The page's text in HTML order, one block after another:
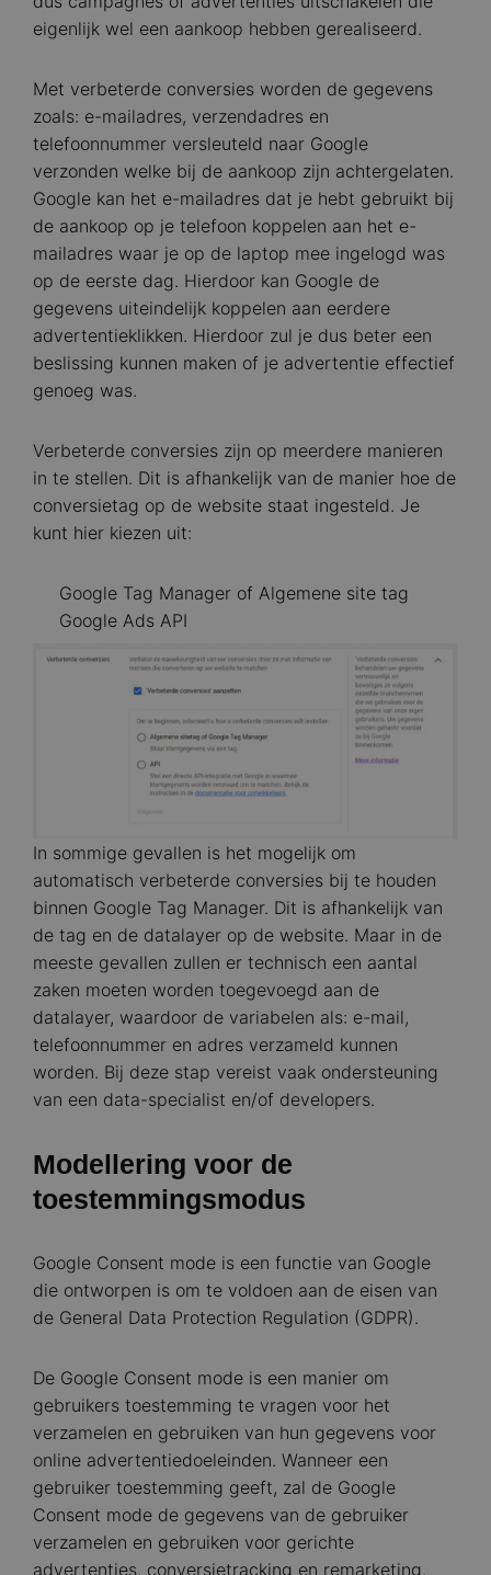
eigenlijk wel een aankoop hebben gerealiseerd.
Met verbeterde conversies worden de gegevens
zoals: e-mailadres, verzendadres en
telefoonnummer versleuteld naar Google
verzonden welke bij de aankoop zijn achtergelaten.
Google kan het e-mailadres dat je hebt gebruikt bij
de aankoop op je telefoon koppelen aan het e-
mailadres waar je op de laptop mee ingelogd was
op de eerste dag. Hierdoor kan Google de
gegevens uiteindelijk koppelen aan eerdere
advertentieklikken. Hierdoor zul je dus beter een
beslissing kunnen maken of je advertentie effectief
genoeg was.
Verbeterde conversies zijn op meerdere manieren
in te stellen. Dit is afhankelijk van de manier hoe de
conversietag op de website staat ingesteld. Je
kunt hier kiezen uit:
Google Tag Manager of Algemene site tag
Google Ads API
Image
In sommige gevallen is het mogelijk om
automatisch verbeterde conversies bij te houden
binnen Google Tag Manager. Dit is afhankelijk van
de tag en de datalayer op de website. Maar in de
meeste gevallen zullen er technisch een aantal
zaken moeten worden toegevoegd aan de
datalayer, waardoor de variabelen als: e-mail,
telefoonnummer en adres verzameld kunnen
worden. Bij deze stap vereist vaak ondersteuning
van een data-specialist en/of developers.
Modellering voor de
toestemmingsmodus
Google Consent mode is een functie van Google
die ontworpen is om te voldoen aan de eisen van
de General Data Protection Regulation (GDPR).
De Google Consent mode is een manier om
gebruikers toestemming te vragen voor het
verzamelen en gebruiken van hun gegevens voor
online advertentiedoeleinden. Wanneer een
gebruiker toestemming geeft, zal de Google
Consent mode de gegevens van de gebruiker
verzamelen en gebruiken voor gerichte
advertenties, conversietracking en remarketing.